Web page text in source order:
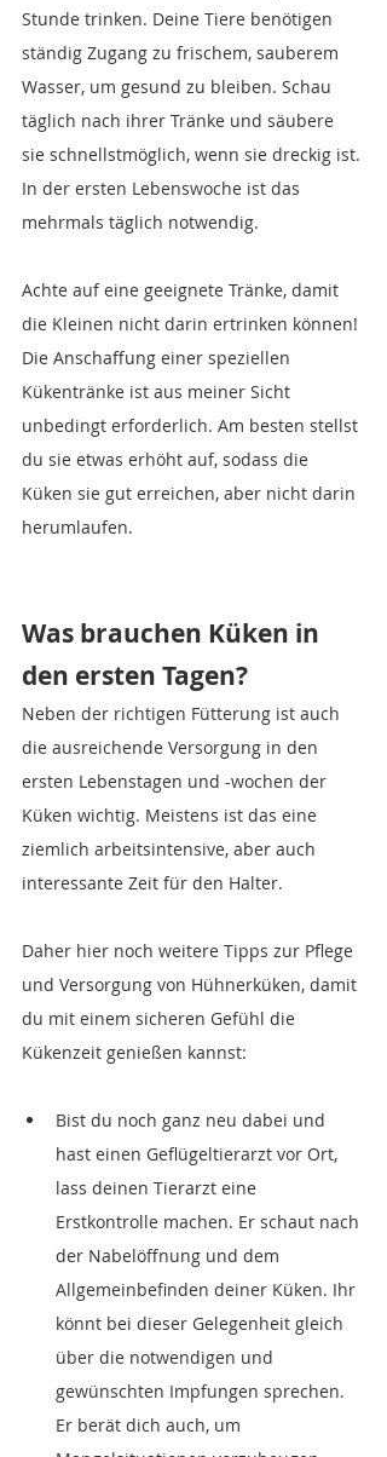
Stunde trinken. Deine Tiere benötigen
ständig Zugang zu frischem, sauberem
Wasser, um gesund zu bleiben. Schau
täglich nach ihrer Tränke und säubere
sie schnellstmöglich, wenn sie dreckig ist.
In der ersten Lebenswoche ist das
mehrmals täglich notwendig.
Achte auf eine geeignete Tränke, damit
die Kleinen nicht darin ertrinken können!
Die Anschaffung einer speziellen
Kükentränke ist aus meiner Sicht
unbedingt erforderlich. Am besten stellst
du sie etwas erhöht auf, sodass die
Küken sie gut erreichen, aber nicht darin
herumlaufen.
Was brauchen Küken in
den ersten Tagen?
Neben der richtigen Fütterung ist auch
die ausreichende Versorgung in den
ersten Lebenstagen und -wochen der
Küken wichtig. Meistens ist das eine
ziemlich arbeitsintensive, aber auch
interessante Zeit für den Halter.
Daher hier noch weitere Tipps zur Pflege
und Versorgung von Hühnerküken, damit
du mit einem sicheren Gefühl die
Kükenzeit genießen kannst:
Bist du noch ganz neu dabei und
hast einen Geflügeltierarzt vor Ort,
lass deinen Tierarzt eine
Erstkontrolle machen. Er schaut nach
der Nabelöffnung und dem
Allgemeinbefinden deiner Küken. Ihr
könnt bei dieser Gelegenheit gleich
über die notwendigen und
gewünschten Impfungen sprechen.
Er berät dich auch, um